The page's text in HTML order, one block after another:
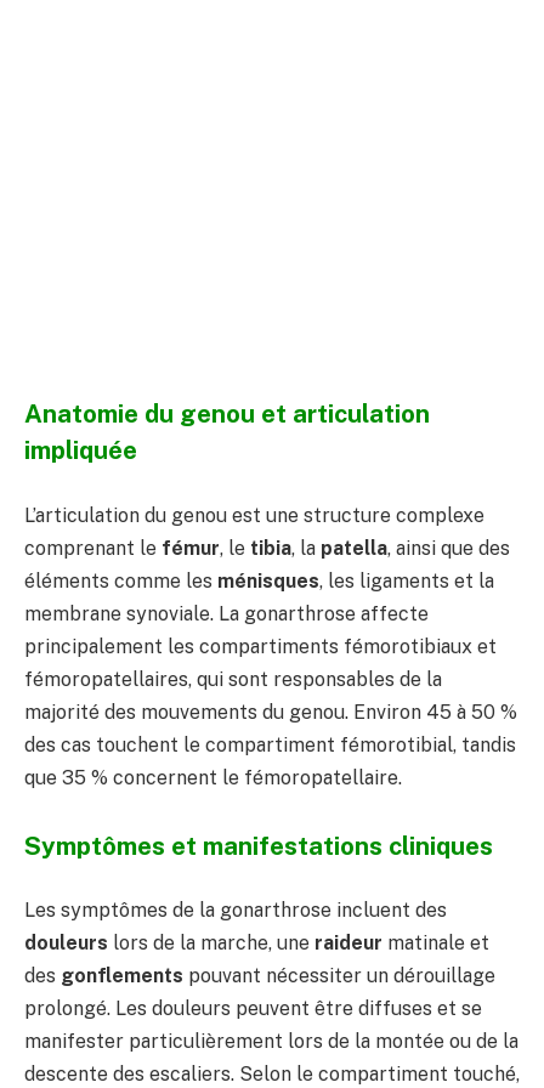
Anatomie du genou et articulation
impliquée
L’articulation du genou est une structure complexe
comprenant le fémur, le tibia, la patella, ainsi que des
éléments comme les ménisques, les ligaments et la
membrane synoviale. La gonarthrose affecte
principalement les compartiments fémorotibiaux et
fémoropatellaires, qui sont responsables de la
majorité des mouvements du genou. Environ 45 à 50 %
des cas touchent le compartiment fémorotibial, tandis
que 35 % concernent le fémoropatellaire.
Symptômes et manifestations cliniques
Les symptômes de la gonarthrose incluent des
douleurs lors de la marche, une raideur matinale et
des gonflements pouvant nécessiter un dérouillage
prolongé. Les douleurs peuvent être diffuses et se
manifester particulièrement lors de la montée ou de la
descente des escaliers. Selon le compartiment touché,